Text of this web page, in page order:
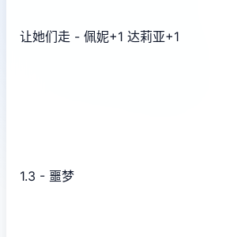
让她们走 - 佩妮+1 达莉亚+1
1.3 - 噩梦